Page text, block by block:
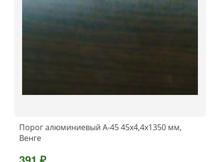
Порог алюминиевый А-45 45х4,4x1350 мм,
Венге